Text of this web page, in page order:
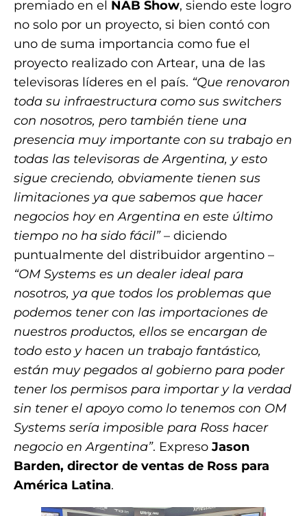
premiado en el NAB Show, siendo este logro
no solo por un proyecto, si bien contó con
uno de suma importancia como fue el
proyecto realizado con Artear, una de las
televisoras líderes en el país. “Que renovaron
toda su infraestructura como sus switchers
con nosotros, pero también tiene una
presencia muy importante con su trabajo en
todas las televisoras de Argentina, y esto
sigue creciendo, obviamente tienen sus
limitaciones ya que sabemos que hacer
negocios hoy en Argentina en este último
tiempo no ha sido fácil”– diciendo
puntualmente del distribuidor argentino –
“OM Systems es un dealer ideal para
nosotros, ya que todos los problemas que
podemos tener con las importaciones de
nuestros productos, ellos se encargan de
todo esto y hacen un trabajo fantástico,
están muy pegados al gobierno para poder
tener los permisos para importar y la verdad
sin tener el apoyo como lo tenemos con OM
Systems sería imposible para Ross hacer
negocio en Argentina”. ExpresoJason
Barden, director de ventas de Ross para
América Latina.